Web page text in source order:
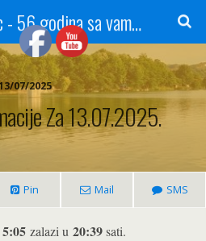
Radio Gradačac - 56 godina sa vama...
07/2025
Za 13.07.2025.
Pin Mail SMS
5:05 zalazi u 20:39sati.